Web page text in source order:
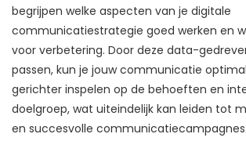
begrijpen welke aspecten van je digitale
communicatiestrategie goed werken en
voor verbetering. Door deze data-
passen, kun je jouw communicatie
gerichter inspelen op de behoeften en
doelgroep, wat uiteindelijk kan leiden tot
en succesvolle communicatiecampagnes.